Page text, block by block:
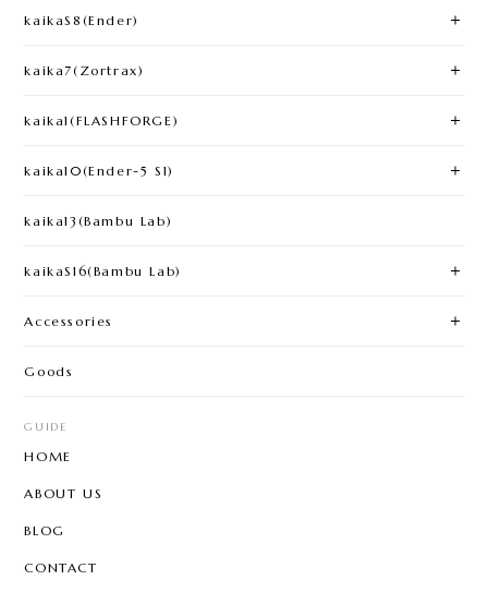
kaikaS8(Ender)
kaika7(Zortrax)
kaika1(FLASHFORGE)​
kaika10(Ender-5 S1)
kaika13(Bambu Lab)
kaikaS16(Bambu Lab)
Accessories
Goods
GUIDE
HOME
ABOUT US
BLOG
CONTACT